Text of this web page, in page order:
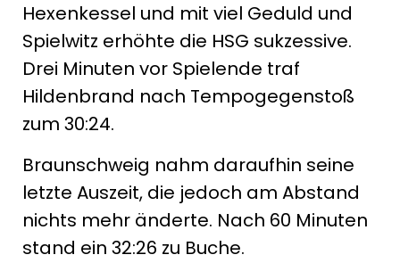
Hexenkessel und mit viel Geduld und
Spielwitz erhöhte die HSG sukzessive.
Drei Minuten vor Spielende traf
Hildenbrand nach Tempogegenstoß
zum 30:24.
Braunschweig nahm daraufhin seine
letzte Auszeit, die jedoch am Abstand
nichts mehr änderte. Nach 60 Minuten
stand ein 32:26 zu Buche.